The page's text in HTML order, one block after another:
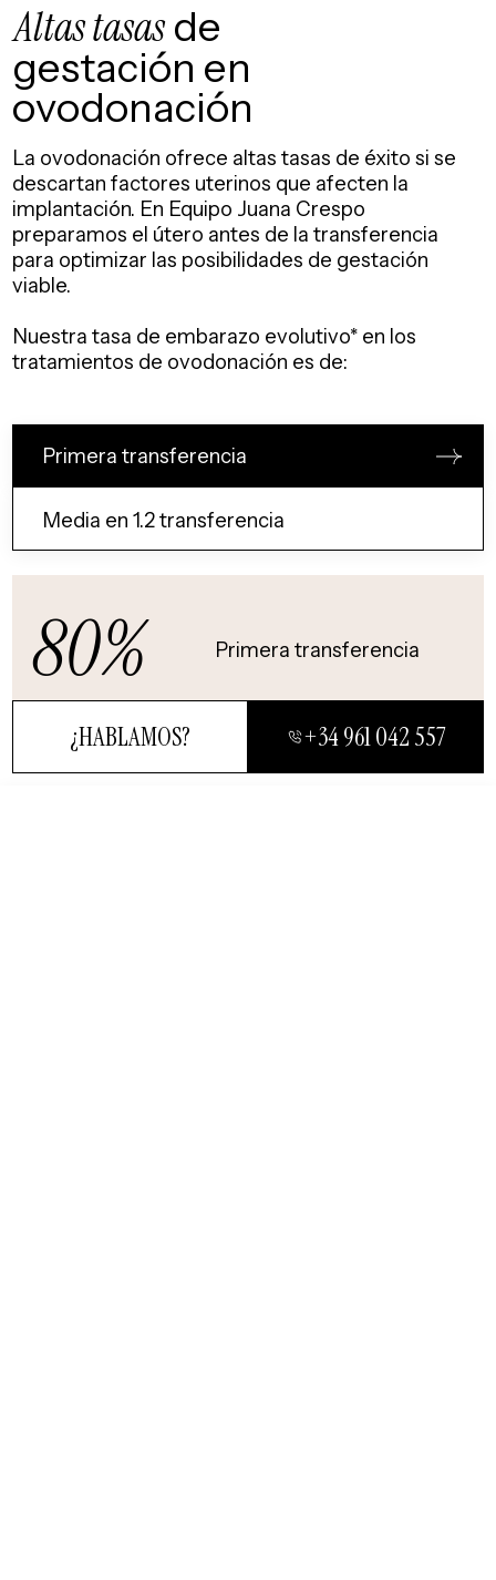
Altas tasasde
gestación en
ovodonación
La ovodonación ofrece altas tasas de éxito si se
descartan factores uterinos que afecten la
implantación. En Equipo Juana Crespo
preparamos el útero antes de la transferencia
para optimizar las posibilidades de gestación
viable.
Nuestra tasa de embarazo evolutivo* en los
tratamientos de ovodonación es de:
Primera transferencia
Media en 1.2 transferencia
80% Primera transferencia
¿HABLAMOS? +34 961 042 557